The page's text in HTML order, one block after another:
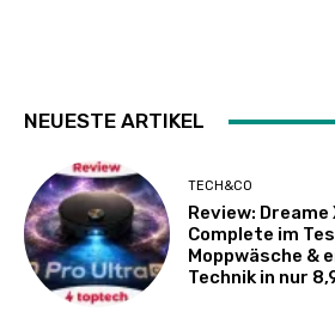
NEUESTE ARTIKEL
TECH&CO
Review:
Complete im
Moppwäsche &
Technik in nur